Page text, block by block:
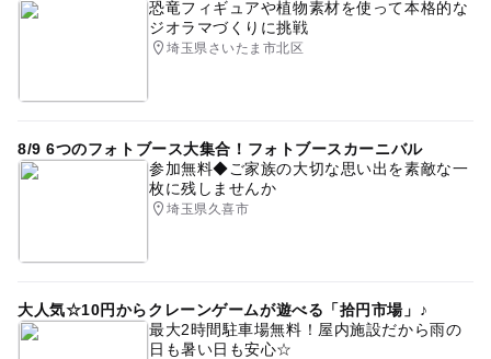
恐竜フィギュアや植物素材を使って本格的な
ジオラマづくりに挑戦
埼玉県さいたま市北区
8/9 6つのフォトブース大集合！フォトブースカーニバル
参加無料◆ご家族の大切な思い出を素敵な一
枚に残しませんか
埼玉県久喜市
大人気☆10円からクレーンゲームが遊べる「拾円市場」♪
最大2時間駐車場無料！屋内施設だから雨の
日も暑い日も安心☆